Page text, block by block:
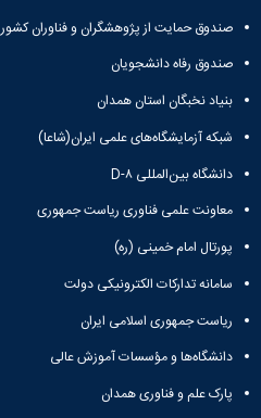
صندوق حمایت از پژوهشگران و فناوران کشور
صندوق رفاه دانشجویان
بنیاد نخبگان استان همدان
شبکه آزمایشگاه‌های علمی ایران(شاعا)
دانشگاه بین‌المللی D-۸
معاونت علمی فناوری ریاست جمهوری
پورتال امام خمینی (ره)
سامانه تدارکات الکترونیکی دولت
ریاست جمهوری اسلامی ایران
دانشگاه‌ها و مؤسسات آموزش عالی
پارک علم و فناوری همدان